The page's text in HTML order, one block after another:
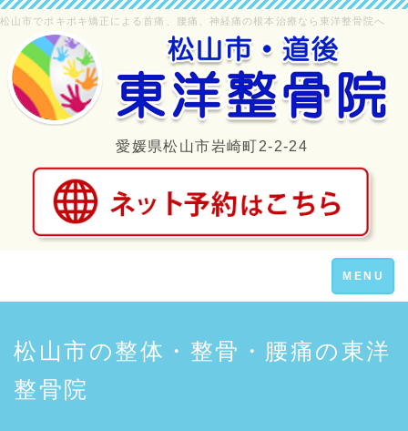
松山市でポキポキ矯正による首痛、腰痛、神経痛の根本治療なら東洋整骨院へ
愛媛県松山市岩崎町2-2-24
Toggle
navigation
MENU
松山市の整体・整骨・腰痛の東洋
整骨院